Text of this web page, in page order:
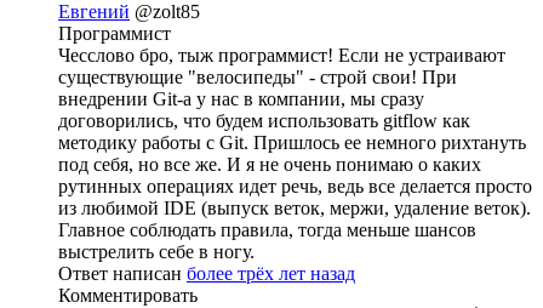
Евгений @zolt85
Программист
Чесслово бро, тыж программист! Если не устраивают
существующие "велосипеды" - строй свои! При
внедрении Git-а у нас в компании, мы сразу
договорились, что будем использовать gitflow как
методику работы с Git. Пришлось ее немного рихтануть
под себя, но все же. И я не очень понимаю о каких
рутинных операциях идет речь, ведь все делается просто
из любимой IDE (выпуск веток, мержи, удаление веток).
Главное соблюдать правила, тогда меньше шансов
выстрелить себе в ногу.
Ответ написан более трёх лет назад
Комментировать